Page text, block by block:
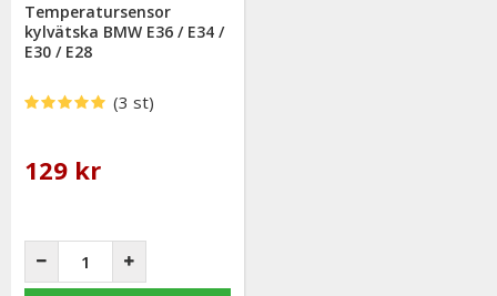
Temperatursensor
kylvätska BMW E36 / E34 /
E30 / E28
(3 st)
129 kr